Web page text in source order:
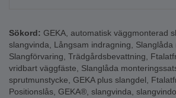
Sökord: GEKA, automatisk väggmonterad
slangvinda, Långsam indragning, Slanglåda
Slangförvaring, Trädgårdsbevattning,
vridbart väggfäste, Slanglåda
sprutmunstycke, GEKA plus slangdel,
Positionslås, GEKA®, slangvinda,